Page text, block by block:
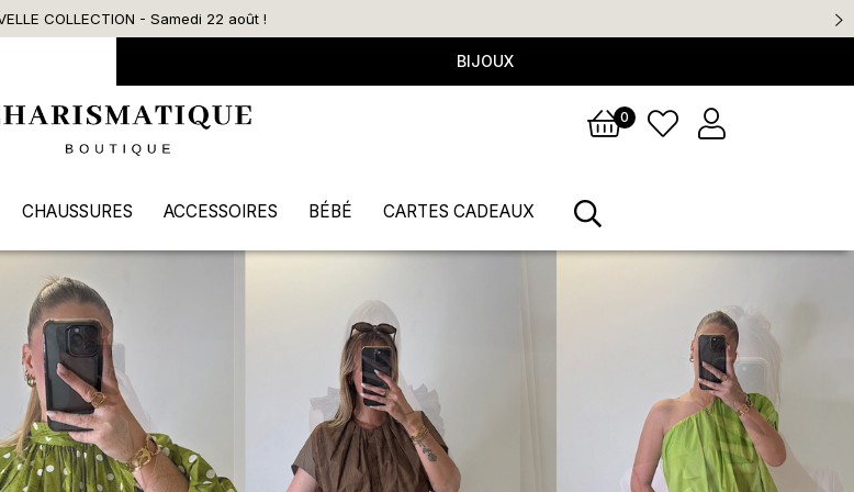
Livraison offerte dès 90€ d’achat
BIJOUX
0
CHAUSSURES ACCESSOIRES BÉBÉ CARTES CADEAUX